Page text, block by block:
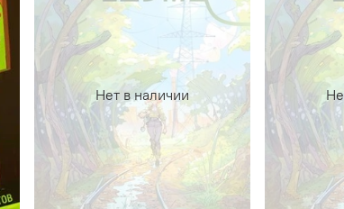
Нет в наличии